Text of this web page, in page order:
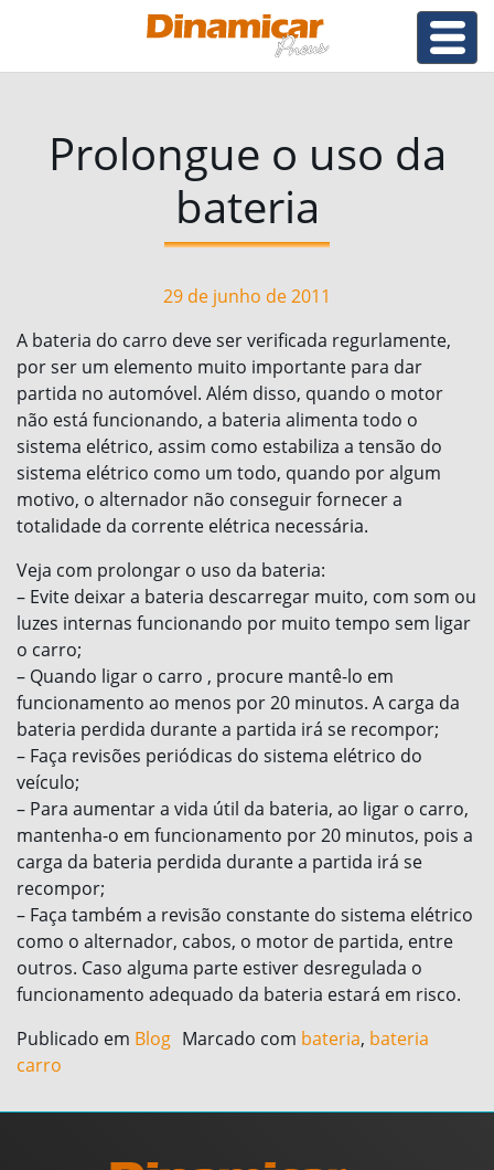
Prolongue o uso da
bateria
29 de junho de 2011
A bateria do carro deve ser verificada regurlamente,
por ser um elemento muito importante para dar
partida no automóvel. Além disso, quando o motor
não está funcionando, a bateria alimenta todo o
sistema elétrico, assim como estabiliza a tensão do
sistema elétrico como um todo, quando por algum
motivo, o alternador não conseguir fornecer a
totalidade da corrente elétrica necessária.
Veja com prolongar o uso da bateria:
– Evite deixar a bateria descarregar muito, com som ou
luzes internas funcionando por muito tempo sem ligar
o carro;
– Quando ligar o carro , procure mantê-lo em
funcionamento ao menos por 20 minutos. A carga da
bateria perdida durante a partida irá se recompor;
– Faça revisões periódicas do sistema elétrico do
veículo;
– Para aumentar a vida útil da bateria, ao ligar o carro,
mantenha-o em funcionamento por 20 minutos, pois a
carga da bateria perdida durante a partida irá se
recompor;
– Faça também a revisão constante do sistema elétrico
como o alternador, cabos, o motor de partida, entre
outros. Caso alguma parte estiver desregulada o
funcionamento adequado da bateria estará em risco.
Publicado em Blog Marcado com bateria, bateria
carro